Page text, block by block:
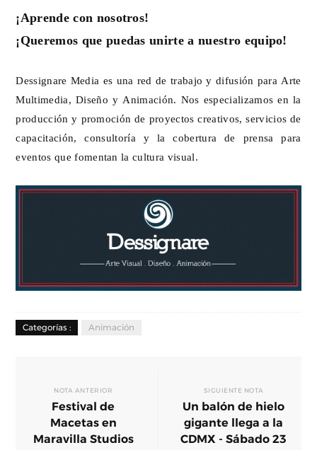
¡Aprende con nosotros!
¡Queremos que puedas unirte a nuestro equipo!
Dessignare Media es una red de trabajo y difusión para Arte
Multimedia, Diseño y Animación. Nos especializamos en la
producción y promoción de proyectos creativos, servicios de
capacitación, consultoría y la cobertura de prensa para
eventos que fomentan la cultura visual.
Categorías : Animación
NOTA ANTERIOR
Festival de
Macetas en
Maravilla Studios
SIGUIENTE NOTA
Un balón de hielo
gigante llega a la
CDMX - Sábado 23